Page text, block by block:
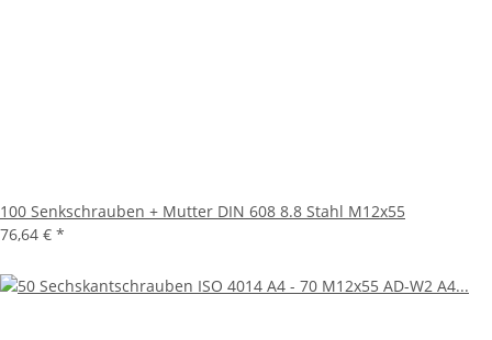
100 Senkschrauben + Mutter DIN 608 8.8 Stahl M12x55
76,64 € *